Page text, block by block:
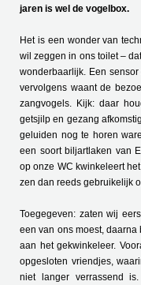
jaren is wel de vogelbox.
Het is een wonder van
wil zeggen in ons toilet –
wonderbaarlijk. Een
vervolgens waant de
zangvogels. Kijk: daar
getsjilp en gezang
geluiden nog te horen
een soort biljartlaken van
op onze WC kwinkeleert
zen dan reeds gebruikelijk
Toegegeven: zaten wij
een van ons moest,
aan het gekwinkeleer.
opgesloten vriendjes,
niet langer verrassend